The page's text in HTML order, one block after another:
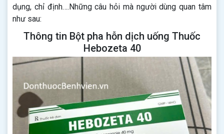
dụng, chỉ định….Những câu hỏi mà người dùng quan tâm
như sau:
Thông tin Bột pha hỗn dịch uống Thuốc
Hebozeta 40